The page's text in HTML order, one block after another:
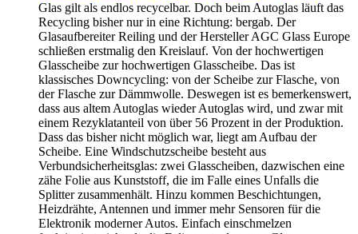
Glas gilt als endlos recycelbar. Doch beim Autoglas läuft das
Recycling bisher nur in eine Richtung: bergab. Der
Glasaufbereiter Reiling und der Hersteller AGC Glass Europe
schließen erstmalig den Kreislauf. Von der hochwertigen
Glasscheibe zur hochwertigen Glasscheibe. Das ist
klassisches Downcycling: von der Scheibe zur Flasche, von
der Flasche zur Dämmwolle. Deswegen ist es bemerkenswert,
dass aus altem Autoglas wieder Autoglas wird, und zwar mit
einem Rezyklatanteil von über 56 Prozent in der Produktion.
Dass das bisher nicht möglich war, liegt am Aufbau der
Scheibe. Eine Windschutzscheibe besteht aus
Verbundsicherheitsglas: zwei Glasscheiben, dazwischen eine
zähe Folie aus Kunststoff, die im Falle eines Unfalls die
Splitter zusammenhält. Hinzu kommen Beschichtungen,
Heizdrähte, Antennen und immer mehr Sensoren für die
Elektronik moderner Autos. Einfach einschmelzen